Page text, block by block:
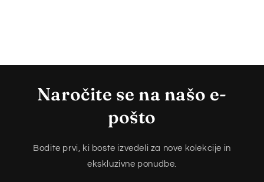
Naročite se na našo e-
pošto
Bodite prvi, ki boste izvedeli za nove kolekcije in
ekskluzivne ponudbe.